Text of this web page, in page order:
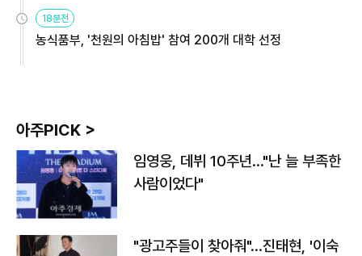
18분전
농식품부, '천원의 아침밥' 참여 200개 대학 선정
아주PICK >
임영웅, 데뷔 10주년…"난 늘 부족한
사람이었다"
"광고주들이 찾아줘"…진태현, '이숙